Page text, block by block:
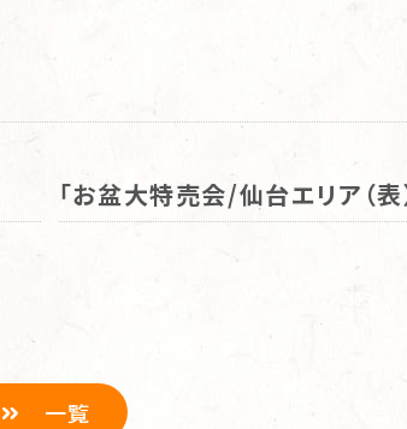
「お盆大特売会/仙台エリア（表
一覧